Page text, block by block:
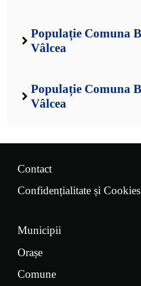
Populație Comuna
Vâlcea
Populație Comuna
Vâlcea
Contact
Confidențialitate și Cookies
Municipii
Orașe
Comune